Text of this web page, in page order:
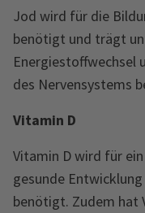
Jod wird für die
benötigt und trägt
Energiestoffwechsel
des Nervensystems
Vitamin D
Vitamin D wird für
gesunde
benötigt. Zudem hat